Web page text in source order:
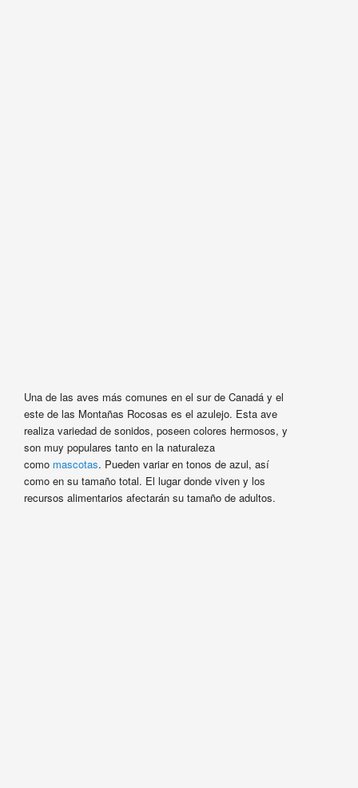
Una de las aves más comunes en el sur de Canadá y el
este de las Montañas Rocosas es el azulejo. Esta ave
realiza variedad de sonidos, poseen colores hermosos, y
son muy populares tanto en la naturaleza
como mascotas. Pueden variar en tonos de azul, así
como en su tamaño total. El lugar donde viven y los
recursos alimentarios afectarán su tamaño de adultos.